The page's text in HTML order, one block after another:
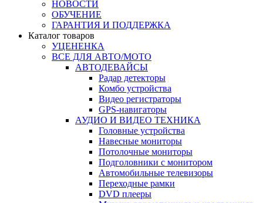
НОВОСТИ
ОБУЧЕНИЕ
ГАРАНТИЯ И ПОДДЕРЖКА
Каталог товаров
УЦЕНЕНКА
ВСЕ ДЛЯ АВТО/МОТО
АВТОДЕВАЙСЫ
Радар детекторы
Комбо устройства
Видео регистраторы
GPS-навигаторы
АУДИО И ВИДЕО ТЕХНИКА
Головные устройства
Навесные мониторы
Потолочные мониторы
Подголовники с монитором
Автомобильные телевизоры
Переходные рамки
DVD плееры